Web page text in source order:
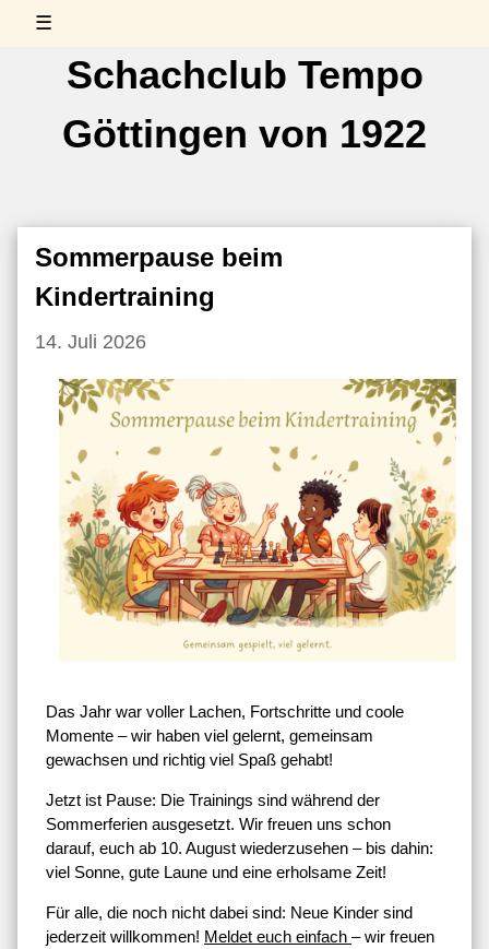
☰
Schachclub Tempo
Göttingen von 1922
Sommerpause beim
Kindertraining
14. Juli 2026
Das Jahr war voller Lachen, Fortschritte und coole
Momente – wir haben viel gelernt, gemeinsam
gewachsen und richtig viel Spaß gehabt!
Jetzt ist Pause: Die Trainings sind während der
Sommerferien ausgesetzt. Wir freuen uns schon
darauf, euch ab 10. August wiederzusehen – bis dahin:
viel Sonne, gute Laune und eine erholsame Zeit!
Für alle, die noch nicht dabei sind: Neue Kinder sind
jederzeit willkommen! Meldet euch einfach – wir freuen